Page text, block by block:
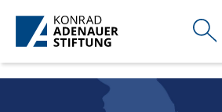
Skip to Main Content